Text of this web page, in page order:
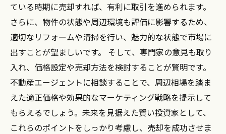
ている時期に売却すれば、有利に取引を進められます。
さらに、物件の状態や周辺環境も評価に影響するため、
適切なリフォームや清掃を行い、魅力的な状態で市場に
出すことが望ましいです。 そして、専門家の意見も取り
入れ、価格設定や売却方法を検討することが賢明です。
不動産エージェントに相談することで、周辺相場を踏ま
えた適正価格や効果的なマーケティング戦略を提示して
もらえるでしょう。未来を見据えた賢い投資家として、
これらのポイントをしっかり考慮し、売却を成功させま